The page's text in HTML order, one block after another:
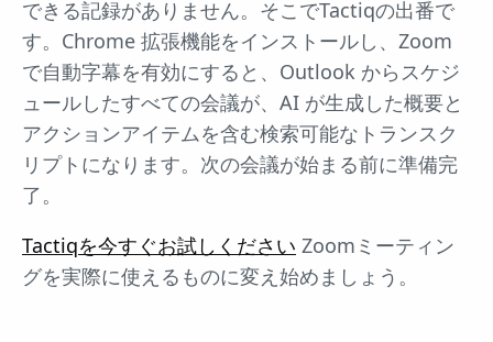
できる記録がありません。そこでTactiqの出番で
す。Chrome 拡張機能をインストールし、Zoom
で自動字幕を有効にすると、Outlook からスケジ
ュールしたすべての会議が、AI が生成した概要と
アクションアイテムを含む検索可能なトランスク
リプトになります。次の会議が始まる前に準備完
了。
Tactiqを今すぐお試しください Zoomミーティン
グを実際に使えるものに変え始めましょう。